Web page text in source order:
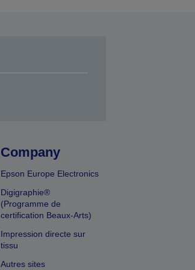
Company
Epson Europe Electronics
Digigraphie®
(Programme de
certification Beaux-Arts)
Impression directe sur
tissu
Autres sites